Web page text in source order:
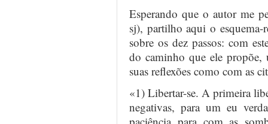
Esperando que o autor me
sj), partilho aqui o
sobre os dez passos: com
do caminho que ele
suas reflexões como com as
«1) Libertar-se. A primeira
negativas, para um eu